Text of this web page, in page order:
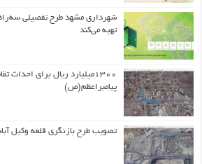
شهرداری مشهد طرح تفصیلی
تهیه می‌کند
۱۳۰۰میلیارد ریال برای
پیامبراعظم(ص)
تصویب طرح بازنگری قلعه وکیل